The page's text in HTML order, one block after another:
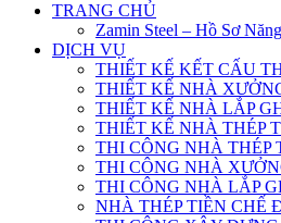
TRANG CHỦ
Zamin Steel – Hồ Sơ
DỊCH VỤ
THIẾT KẾ KẾT CẤU
THIẾT KẾ NHÀ
THIẾT KẾ NHÀ LẮP
THIẾT KẾ NHÀ THÉP
THI CÔNG NHÀ THÉP
THI CÔNG NHÀ
THI CÔNG NHÀ LẮP
NHÀ THÉP TIỀN CHẾ